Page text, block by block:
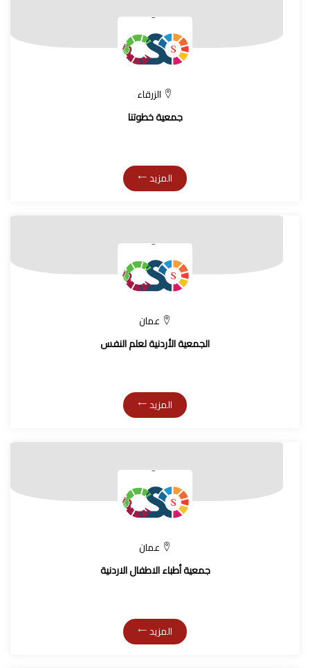
الزرقاء
جمعية خطوتنا
المزيد
عمان
الجمعية الأردنية لعلم النفس
المزيد
عمان
جمعية أطباء الاطفال الاردنية
المزيد